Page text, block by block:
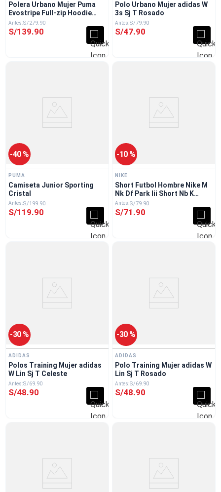
Polera Urbano Mujer Puma
Evostripe Full-zip Hoodie
Negro
S/279.90
S/139.90
Polo Urbano Mujer adidas W
3s Sj T Rosado
S/79.90
S/47.90
-40 %
PUMA
Camiseta Junior Sporting
Cristal
S/199.90
S/119.90
-10 %
NIKE
Short Futbol Hombre Nike M
Nk Df Park Iii Short Nb K
Negro
S/79.90
S/71 .90
-30 %
ADIDAS
Polos Training Mujer adidas
W Lin Sj T Celeste
S/69.90
S/48.90
-30 %
ADIDAS
Polo Training Mujer adidas W
Lin Sj T Rosado
S/69.90
S/48.90